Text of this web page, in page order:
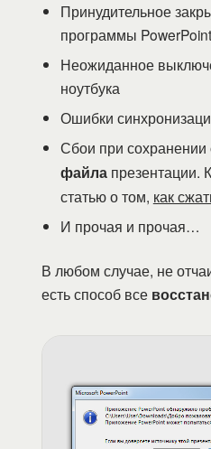
Принудительное
программы PowerPoint
Неожиданное
ноутбука
Ошибки
Сбои при сохранении
файлапрезентации.
статью о том, как
И прочая и прочая…
В любом случае, не
есть способ все